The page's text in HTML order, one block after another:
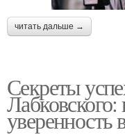
читать дальше →
Секреты
Лабковского:
уверенность